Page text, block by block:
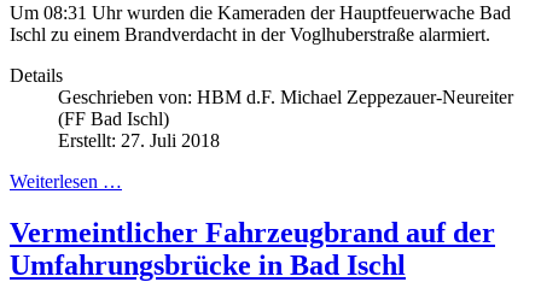
Um 08:31 Uhr wurden die Kameraden der Hauptfeuerwache Bad
Ischl zu einem Brandverdacht in der Voglhuberstraße alarmiert.
Details
Geschrieben von: HBM d.F. Michael Zeppezauer-Neureiter
(FF Bad Ischl)
Erstellt: 27. Juli 2018
Weiterlesen …
Vermeintlicher Fahrzeugbrand auf der
Umfahrungsbrücke in Bad Ischl